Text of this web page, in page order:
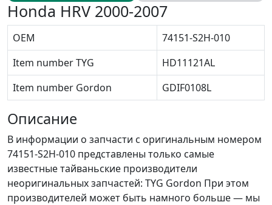
Honda HRV 2000-2007
OEM
74151-S2H-010
Item number TYG
HD11121AL
Item number Gordon
GDIF0108L
Описание
В информации о запчасти с оригинальным номером
74151-S2H-010 представлены только самые
известные тайваньские производители
неоригинальных запчастей: TYG Gordon При этом
производителей может быть намного больше — мы